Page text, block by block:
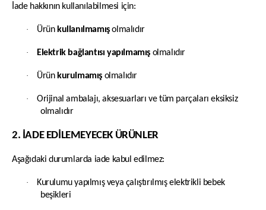
İade hakkının kullanılabilmesi için:
· Ürünkullanılmamışolmalıdır
· Elektrik bağlantısı yapılmamış olmalıdır
· Ürün kurulmamış olmalıdır
·
Orijinal ambalajı, aksesuarları ve tüm parçaları eksiksiz
olmalıdır
2. İADE EDİLEMEYECEK ÜRÜNLER
Aşağıdaki durumlarda iade kabul edilmez:
·
Kurulumu yapılmış veya çalıştırılmış elektrikli bebek
beşikleri